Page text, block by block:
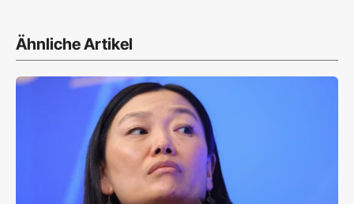
Ähnliche Artikel